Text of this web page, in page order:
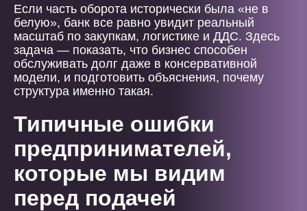
Если часть оборота исторически была «не в
белую», банк все равно увидит реальный
масштаб по закупкам, логистике и ДДС. Здесь
задача — показать, что бизнес способен
обслуживать долг даже в консервативной
модели, и подготовить объяснения, почему
структура именно такая.
Типичные ошибки
предпринимателей,
которые мы видим
перед подачей